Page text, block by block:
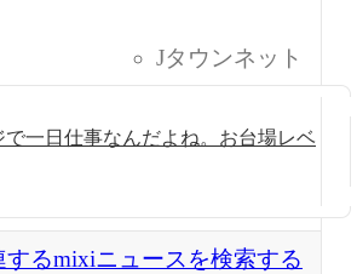
Jタウンネット
一日仕事なんだよね。お台場レベ
するmixiニュースを検索する